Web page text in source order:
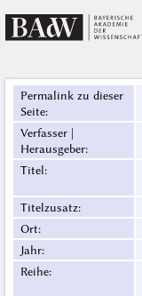
Permalink zu dieser
Seite:
Verfasser |
Herausgeber:
Titel:
Titelzusatz:
Ort:
Jahr:
Reihe: